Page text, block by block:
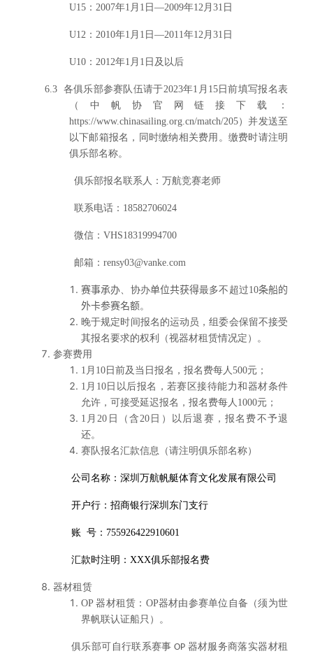
U15 ：2007年1月1日—2009年12月31日
U12 ：2010年1月1日—2011年12月31日
U10 ：2012年1月1日及以后
6.3 各俱乐部参赛队伍请于2023年1月15日前填写报名表
（中帆协官网链接下载：
https://www.chinasailing.org.cn/match/205）并发送至
以下邮箱报名，同时缴纳相关费用。缴费时请注明
俱乐部名称。
俱乐部报名联系人： 万航竞赛老师
联系电话： 18582706024
微信： VHS18319994700
邮箱： rensy03@vanke.com
赛事承办 、协办单位共获得最多不超过1 0条船的
外卡参赛名额 。
晚于规定时间报名的运动员，组委会保留不接受
其报名要求的权利（视器材租赁情况定）。
参赛费用
1 月10日前及当日报名，报名费每人500元；
1 月10日以后报名，若赛区接待能力和器材条件
允许，可接受延迟报名，报名费每人1000元；
1 月20日（含20日）以后退赛，报名费不予退
还。
赛队报名汇款信息（请注明俱乐部名称）
公司名称： 深圳万航帆艇体育文化发展有限公司
开户行： 招商银行深圳东门支行
账 号： 755926422910601
汇款时注明：XXX俱乐部报名费
器材租赁
OP器材租赁：OP器材由参赛单位自备（须为世
界帆联认证船只）。
俱乐部可自行联系赛事 OP 器材服务商落实器材租